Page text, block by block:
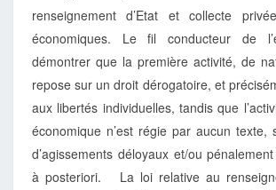
renseignement d’Etat et collecte
économiques. Le fil conducteur de
démontrer que la première activité, de
repose sur un droit dérogatoire, et
aux libertés individuelles, tandis que
économique n’est régie par aucun texte,
d’agissements déloyaux et/ou
à posteriori. La loi relative au